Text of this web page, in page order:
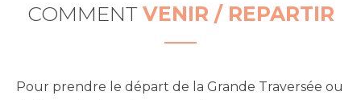
COMMENT VENIR / REPARTIR
Pour prendre le départ de la Grande Traversée ou